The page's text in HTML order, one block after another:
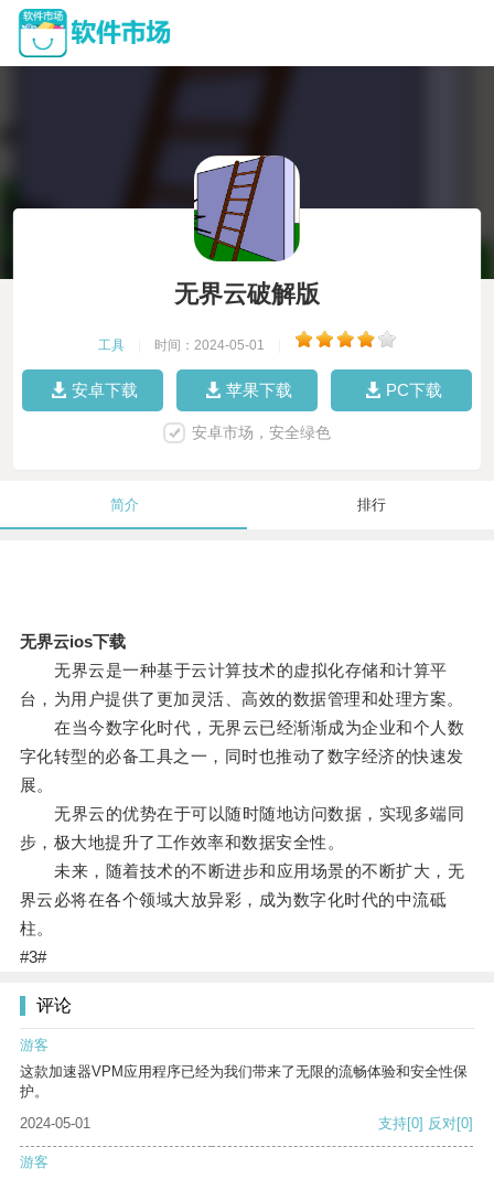
无界云破解版
工具 时间：2024-05-01
安卓下载 苹果下载 PC下载
安卓市场，安全绿色
简介 排行
无界云ios下载
无界云是一种基于云计算技术的虚拟化存储和计算平
台，为用户提供了更加灵活、高效的数据管理和处理方案。
在当今数字化时代，无界云已经渐渐成为企业和个人数
字化转型的必备工具之一，同时也推动了数字经济的快速发
展。
无界云的优势在于可以随时随地访问数据，实现多端同
步，极大地提升了工作效率和数据安全性。
未来，随着技术的不断进步和应用场景的不断扩大，无
界云必将在各个领域大放异彩，成为数字化时代的中流砥
柱。
#3#
评论
游客
这款加速器VPM应用程序已经为我们带来了无限的流畅体验和安全性保
护。
2024-05-01
支持[0] 反对[0]
游客